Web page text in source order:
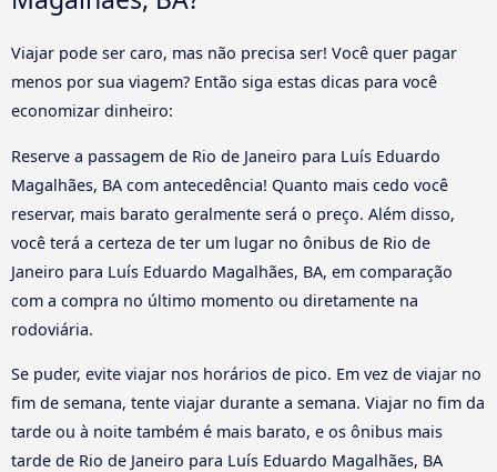
Viajar pode ser caro, mas não precisa ser! Você quer pagar
menos por sua viagem? Então siga estas dicas para você
economizar dinheiro:
Reserve a passagem de Rio de Janeiro para Luís Eduardo
Magalhães, BA com antecedência! Quanto mais cedo você
reservar, mais barato geralmente será o preço. Além disso,
você terá a certeza de ter um lugar no ônibus de Rio de
Janeiro para Luís Eduardo Magalhães, BA, em comparação
com a compra no último momento ou diretamente na
rodoviária.
Se puder, evite viajar nos horários de pico. Em vez de viajar no
fim de semana, tente viajar durante a semana. Viajar no fim da
tarde ou à noite também é mais barato, e os ônibus mais
tarde de Rio de Janeiro para Luís Eduardo Magalhães, BA